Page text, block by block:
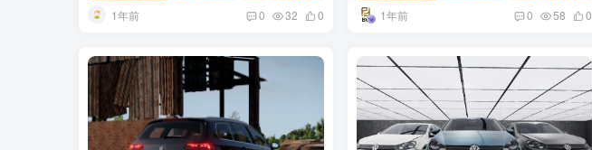
1年前 0 32 0 1年前 0 58 0